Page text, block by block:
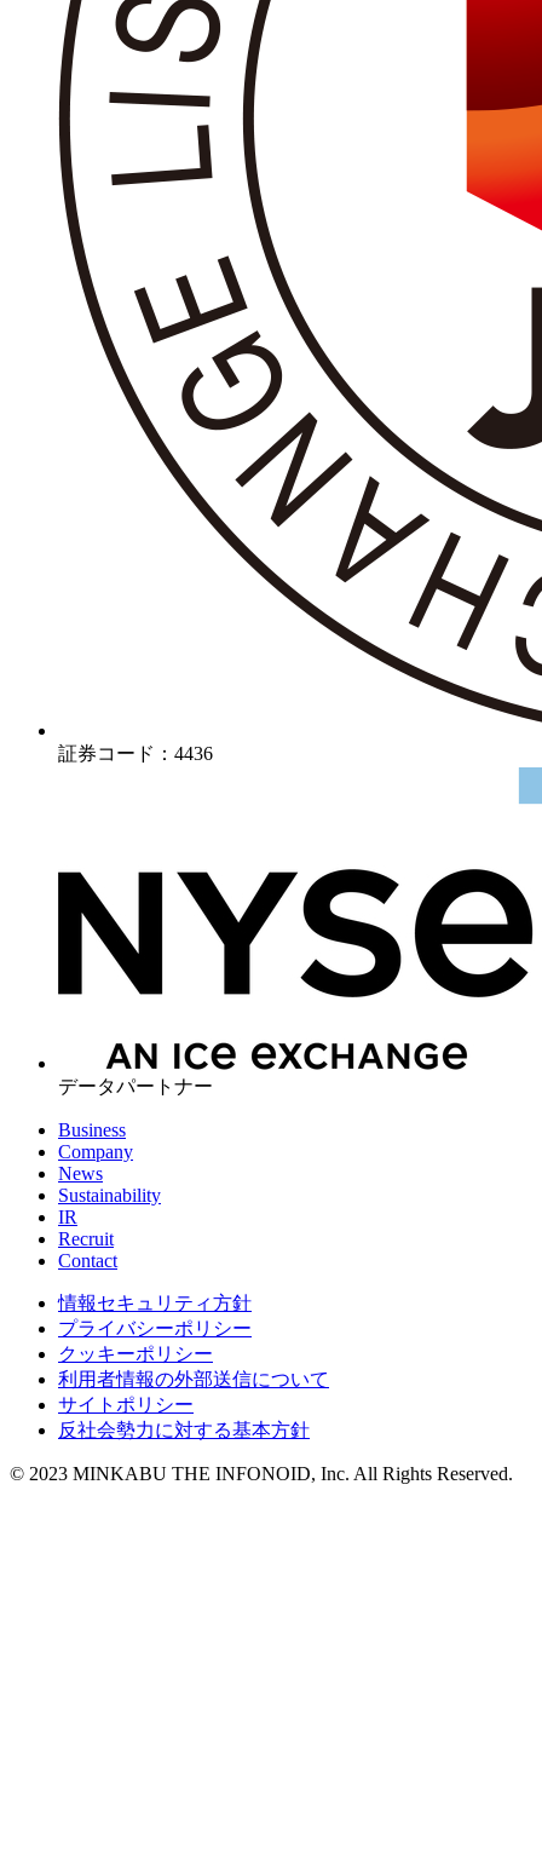
証券コード：4436
データパートナー
Business
Company
News
Sustainability
IR
Recruit
Contact
情報セキュリティ方針
プライバシーポリシー
クッキーポリシー
利用者情報の外部送信について
サイトポリシー
反社会勢力に対する基本方針
© 2023 MINKABU THE INFONOID, Inc. All Rights Reserved.